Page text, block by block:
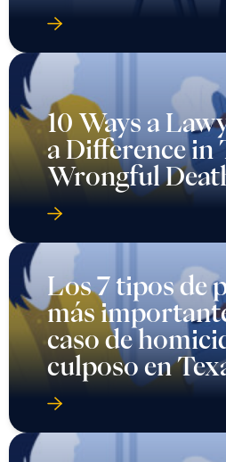
10 Ways a
a Difference in
Wrongful
Los 7 tipos de
más
caso de
culposo en